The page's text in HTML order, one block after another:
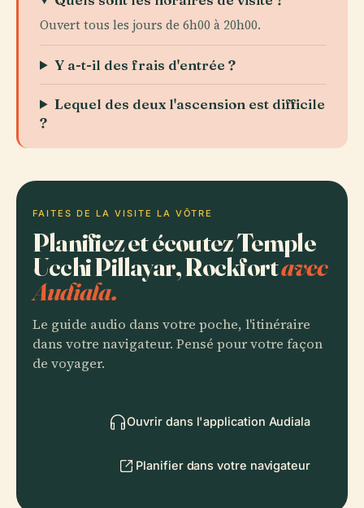
Ouvert tous les jours de 6h00 à 20h00.
Y a-t-il des frais d'entrée ?
Lequel des deux l'ascension est difficile
?
FAITES DE LA VISITE LA VÔTRE
Planifiez et écoutez Temple
Ucchi Pillayar, Rockfortavec
Audiala.
Le guide audio dans votre poche, l'itinéraire
dans votre navigateur. Pensé pour votre façon
de voyager.
Ouvrir dans l'application Audiala
Planifier dans votre navigateur